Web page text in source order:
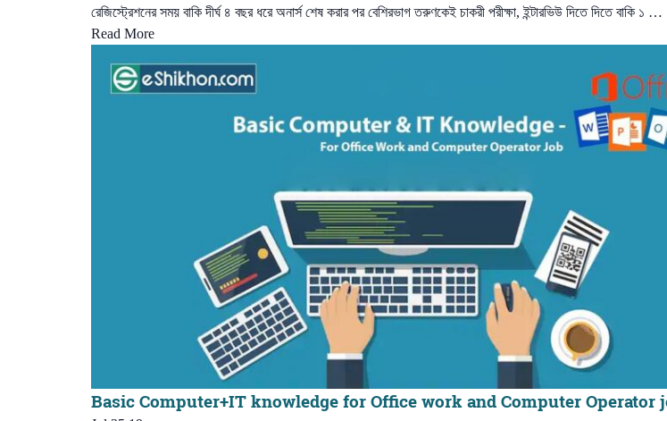
রেজিস্ট্রেশনের সময় বাকি দীর্ঘ ৪ বছর ধরে অনার্স শেষ করার পর বেশিরভাগ তরুণকেই চাকরী পরীক্ষা, ইন্টারভিউ দিতে দিতে বাকি ১ …
Read More
Basic Computer+IT knowledge for Office work and Computer Operator